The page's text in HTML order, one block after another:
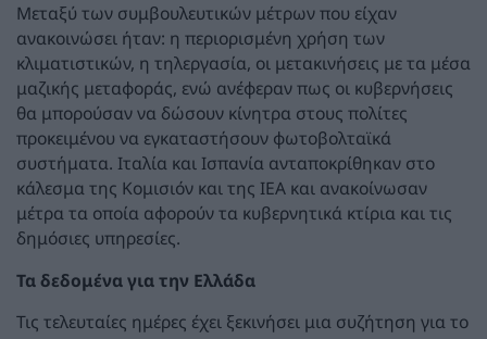
Μεταξύ των συμβουλευτικών μέτρων που είχαν
ανακοινώσει ήταν: η περιορισμένη χρήση των
κλιματιστικών, η τηλεργασία, οι μετακινήσεις με τα μέσα
μαζικής μεταφοράς, ενώ ανέφεραν πως οι κυβερνήσεις
θα μπορούσαν να δώσουν κίνητρα στους πολίτες
προκειμένου να εγκαταστήσουν φωτοβολταϊκά
συστήματα. Ιταλία και Ισπανία ανταποκρίθηκαν στο
κάλεσμα της Κομισιόν και της ΙΕΑ και ανακοίνωσαν
μέτρα τα οποία αφορούν τα κυβερνητικά κτίρια και τις
δημόσιες υπηρεσίες.
Τα δεδομένα για την Ελλάδα
Τις τελευταίες ημέρες έχει ξεκινήσει μια συζήτηση για το